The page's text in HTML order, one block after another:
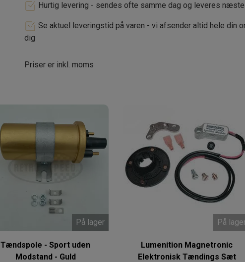
Hurtig levering - sendes ofte samme dag og leveres
Se aktuel leveringstid på varen - vi afsender altid hele din
dig
Priser er inkl. moms
På lager
Tændspole - Sport uden
Modstand - Guld
På
Lumenition Magnetronic
Elektronisk Tændings Sæt